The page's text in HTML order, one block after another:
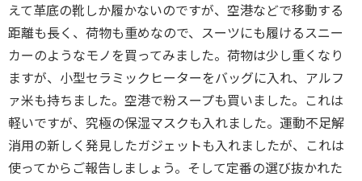
えて革底の靴しか履かないのですが、空港などで移動する
距離も長く、荷物も重めなので、スーツにも履けるスニー
カーのようなモノを買ってみました。荷物は少し重くなり
ますが、小型セラミックヒーターをバッグに入れ、アルフ
ァ米も持ちました。空港で粉スープも買いました。これは
軽いですが、究極の保湿マスクも入れました。運動不足解
消用の新しく発見したガジェットも入れましたが、これは
使ってからご報告しましょう。そして定番の選び抜かれた